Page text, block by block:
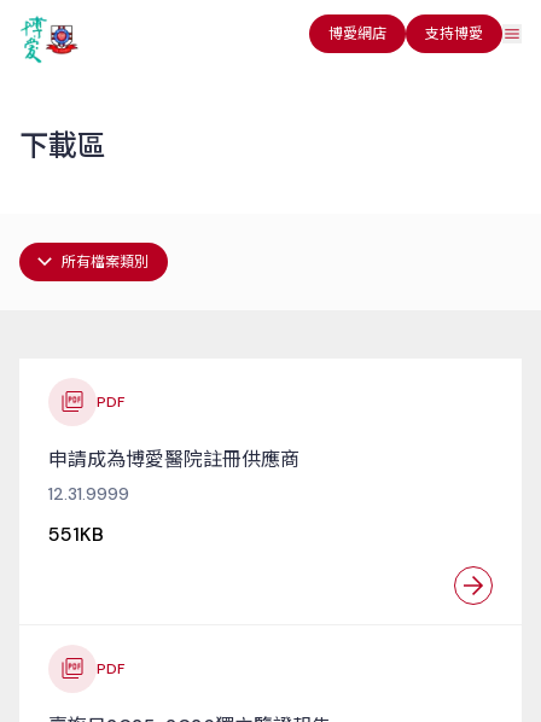
博愛網店 支持博愛
下載區
PDF
申請成為博愛醫院註冊供應商
12.31.9999
551KB
PDF